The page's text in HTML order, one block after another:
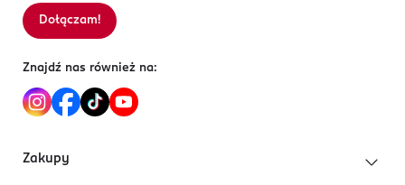
BENZALDEHYDE, VANILLIN, ALUMINUM HYDROXIDE, CI
77891, CI 77491, CI 77492, CI 77499, CI 15850, CI 45410,
Sortowanie wg
Dołączam!
Znajdź nas również na:
Zakupy